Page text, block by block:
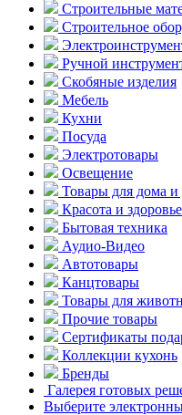
Строительные
Строительное
Ручной
Скобяные изделия
Мебель
Кухни
Посуда
Электротовары
Освещение
Товары для дома и
Красота и здоровье
Бытовая техника
Аудио-Видео
Автотовары
Канцтовары
Товары для
Прочие товары
Сертификаты
Коллекции кухонь
Бренды
Галерея готовых
Выберите